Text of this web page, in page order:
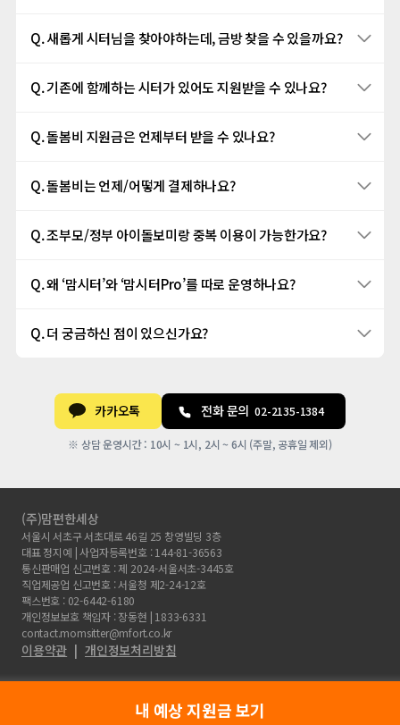
Q. 새롭게 시터님을 찾아야하는데, 금방 찾을 수 있을까요?
Q. 기존에 함께하는 시터가 있어도 지원받을 수 있나요?
Q. 돌봄비 지원금은 언제부터 받을 수 있나요?
Q. 돌봄비는 언제/어떻게 결제하나요?
Q. 조부모/정부 아이돌보미랑 중복 이용이 가능한가요?
Q. 왜 ‘맘시터’와 ‘맘시터Pro’를 따로 운영하나요?
Q. 더 궁금하신 점이 있으신가요?
카카오톡 전화 문의 02-2135-1384
※ 상담 운영시간 : 10시 ~ 1시, 2시 ~ 6시 (주말, 공휴일 제외)
(주)맘편한세상
서울시 서초구 서초대로 46길 25 창영빌딩 3층
대표 정지예 | 사업자등록번호 : 144-81-36563
통신판매업 신고번호 : 제 2024-서울서초-3445호
직업제공업 신고번호 : 서울청 제2-24-12호
팩스번호 : 02-6442-6180
개인정보보호 책임자 : 장동현 | 1833-6331
contact.momsitter@mfort.co.kr
이용약관 | 개인정보처리방침
내 예상 지원금 보기